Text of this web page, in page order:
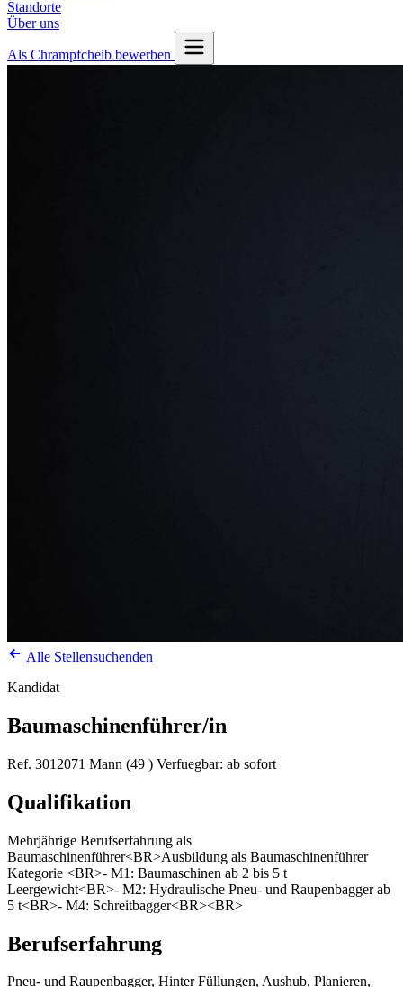
Standorte
Über uns
Als Chrampfcheib bewerben
Alle Stellensuchenden
Kandidat
Baumaschinenführer/in
Ref. 3012071 Mann (49 ) Verfuegbar: ab sofort
Qualifikation
Mehrjährige Berufserfahrung als
Baumaschinenführer<BR>Ausbildung als Baumaschinenführer
Kategorie <BR>- M1: Baumaschinen ab 2 bis 5 t
Leergewicht<BR>- M2: Hydraulische Pneu- und Raupenbagger ab
5 t<BR>- M4: Schreitbagger<BR><BR>
Berufserfahrung
Pneu- und Raupenbagger, Hinter Füllungen, Aushub, Planieren,